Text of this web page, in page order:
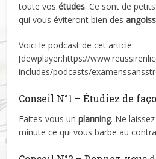
toute vosétudes. Ce sont de
qui vous éviteront bien des
Voici le podcast de cet article:
[dewplayer:https://
includes/podcasts/
Conseil N°1 – Étudiez de
Faites-vous unplanning. Ne
minute ce qui vous barbe au